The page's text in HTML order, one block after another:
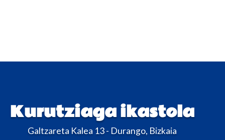
Kurutziaga ikastola
Galtzareta Kalea 13 - Durango, Bizkaia